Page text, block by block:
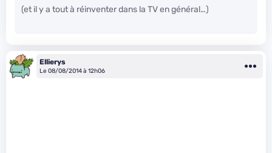
(et il y a tout à réinventer dans la TV en général…)
Ellierys
Le 08/08/2014 à 12h06